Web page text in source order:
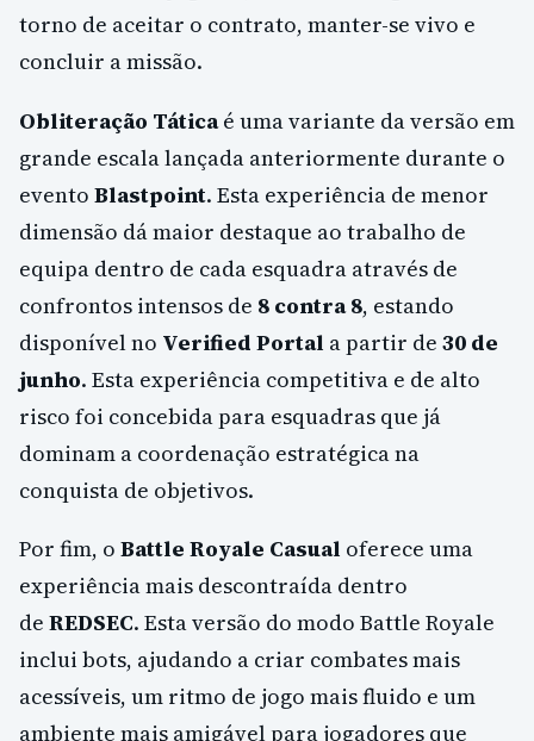
torno de aceitar o contrato, manter-se vivo e
concluir a missão.
Obliteração Táticaé uma variante da versão em
grande escala lançada anteriormente durante o
evento Blastpoint. Esta experiência de menor
dimensão dá maior destaque ao trabalho de
equipa dentro de cada esquadra através de
confrontos intensos de 8 contra 8, estando
disponível no Verified Portal a partir de 30 de
junho. Esta experiência competitiva e de alto
risco foi concebida para esquadras que já
dominam a coordenação estratégica na
conquista de objetivos.
Por fim, o Battle Royale Casual oferece uma
experiência mais descontraída dentro
de REDSEC. Esta versão do modo Battle Royale
inclui bots, ajudando a criar combates mais
acessíveis, um ritmo de jogo mais fluido e um
ambiente mais amigável para jogadores que